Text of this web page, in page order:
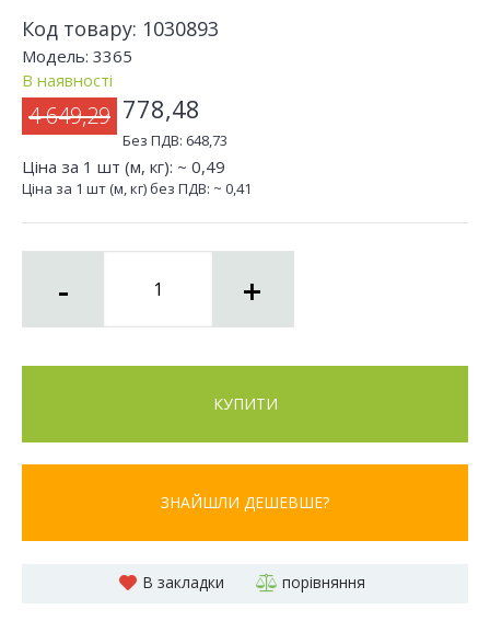
Код товару: 1030893
Модель: 3365
В наявності
4 649,29 778,48
Без ПДВ: 648,73
Ціна за 1 шт (м, кг): ~ 0,49
Ціна за 1 шт (м, кг) без ПДВ: ~ 0,41
- +
КУПИТИ
ЗНАЙШЛИ ДЕШЕВШЕ?
В закладки порівняння